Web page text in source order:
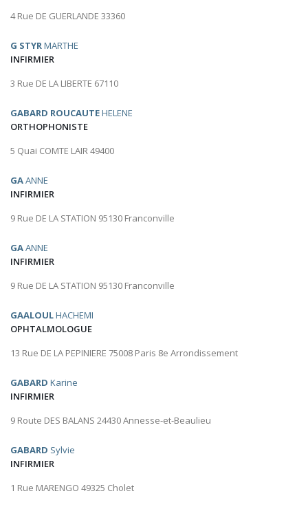
4 Rue DE GUERLANDE 33360
G STYRMARTHE
INFIRMIER
3 Rue DE LA LIBERTE 67110
GABARD ROUCAUTEHELENE
ORTHOPHONISTE
5 Quai COMTE LAIR 49400
GAANNE
INFIRMIER
9 Rue DE LA STATION 95130 Franconville
GAANNE
INFIRMIER
9 Rue DE LA STATION 95130 Franconville
GAALOULHACHEMI
OPHTALMOLOGUE
13 Rue DE LA PEPINIERE 75008 Paris 8e Arrondissement
GABARD Karine
INFIRMIER
9 Route DES BALANS 24430 Annesse-et-Beaulieu
GABARD Sylvie
INFIRMIER
1 Rue MARENGO 49325 Cholet